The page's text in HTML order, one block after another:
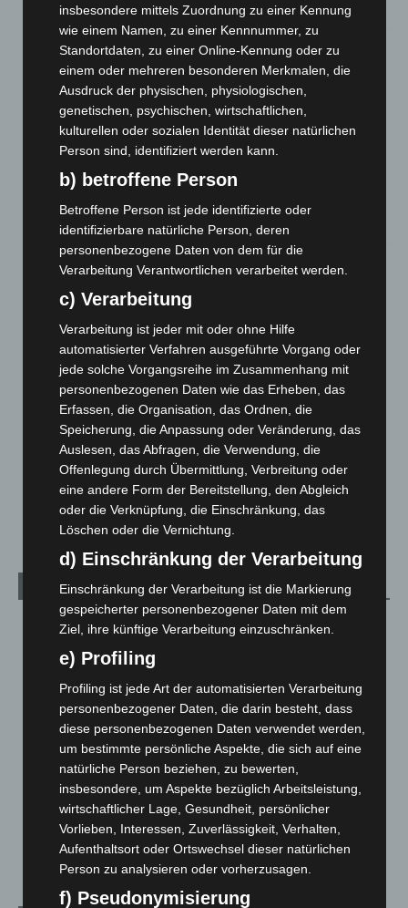
6. August 2026
Region Hannover: 21 neue Notfallsanitäter starten beim
Roten Kreuz
5. August 2026
Mann läuft mit Hockeyschläger über A7 – Polizei sucht
Celle: Mensch stirbt bei Bagger-Unfall auf Baustelle
5. August 2026
Gasleitung bei McDonald’s-Umbau in Langenhagen
beschädigt
5. August 2026
Anklage nach Abschaltung von „Archetyp Market“ erhoben
Hannover: Polizei stoppt 166 Trunkenheitsfahrten bei
Großkontrolle
2. August 2026
Hannover Klassik Open Air 2026: Französische Oper im
Maschpark
2. August 2026
Kategorien
Blaulicht
Corona-News
Hannover und Region
Langenhagen und Ortsteile
3.249
Leserbriefe
Menschen
Über uns
Veranstaltungen
1.269
insbesondere mittels Zuordnung zu einer Kennung
wie einem Namen, zu einer Kennnummer, zu
Standortdaten, zu einer Online-Kennung oder zu
einem oder mehreren besonderen Merkmalen, die
Ausdruck der physischen, physiologischen,
genetischen, psychischen, wirtschaftlichen,
kulturellen oder sozialen Identität dieser natürlichen
Person sind, identifiziert werden kann.
b) betroffene Person
Betroffene Person ist jede identifizierte oder
identifizierbare natürliche Person, deren
personenbezogene Daten von dem für die
Verarbeitung Verantwortlichen verarbeitet werden.
c) Verarbeitung
Verarbeitung ist jeder mit oder ohne Hilfe
automatisierter Verfahren ausgeführte Vorgang oder
jede solche Vorgangsreihe im Zusammenhang mit
personenbezogenen Daten wie das Erheben, das
Erfassen, die Organisation, das Ordnen, die
Speicherung, die Anpassung oder Veränderung, das
Auslesen, das Abfragen, die Verwendung, die
Offenlegung durch Übermittlung, Verbreitung oder
eine andere Form der Bereitstellung, den Abgleich
oder die Verknüpfung, die Einschränkung, das
Löschen oder die Vernichtung.
d) Einschränkung der Verarbeitung
Einschränkung der Verarbeitung ist die Markierung
gespeicherter personenbezogener Daten mit dem
Ziel, ihre künftige Verarbeitung einzuschränken.
e) Profiling
Profiling ist jede Art der automatisierten Verarbeitung
personenbezogener Daten, die darin besteht, dass
diese personenbezogenen Daten verwendet werden,
um bestimmte persönliche Aspekte, die sich auf eine
natürliche Person beziehen, zu bewerten,
insbesondere, um Aspekte bezüglich Arbeitsleistung,
wirtschaftlicher Lage, Gesundheit, persönlicher
Vorlieben, Interessen, Zuverlässigkeit, Verhalten,
Aufenthaltsort oder Ortswechsel dieser natürlichen
Person zu analysieren oder vorherzusagen.
f) Pseudonymisierung